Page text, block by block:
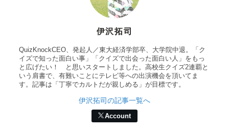
伊沢拓司
QuizKnockCEO、発起人／東大経済学部卒、大学院中退。「ク
イズで知った面白い事」「クイズで出会った面白い人」をもっ
と広げたい！ と思いスタートしました。高校生クイズ2連覇と
いう肩書で、有難いことにテレビ等への出演機会を頂いてま
す。記事は「丁寧でカルトだが親しめる」が目標です。
伊沢拓司の記事一覧へ
Account